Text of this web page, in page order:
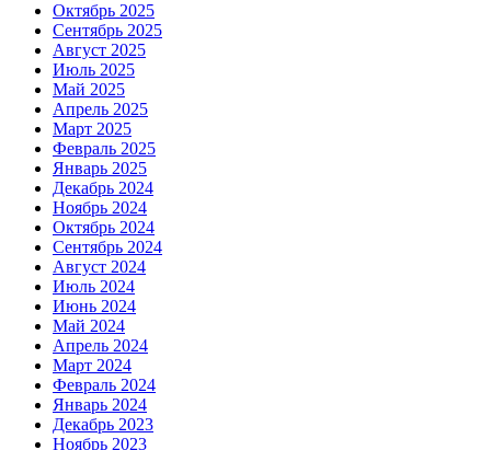
Октябрь 2025
Сентябрь 2025
Август 2025
Июль 2025
Май 2025
Апрель 2025
Март 2025
Февраль 2025
Январь 2025
Декабрь 2024
Ноябрь 2024
Октябрь 2024
Сентябрь 2024
Август 2024
Июль 2024
Июнь 2024
Май 2024
Апрель 2024
Март 2024
Февраль 2024
Январь 2024
Декабрь 2023
Ноябрь 2023